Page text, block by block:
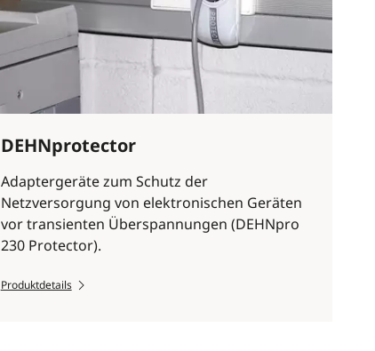
DEHNprotector
Adaptergeräte zum Schutz der
Netzversorgung von elektronischen Geräten
vor transienten Überspannungen (DEHNpro
230 Protector).
Produktdetails